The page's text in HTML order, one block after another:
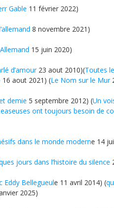
Gable 11 février 2022)
8 novembre 2021)
15 juin 2020)
d’amour23 aout 2010)(Toutes
16 aout 2021) (Le Nom sur le Mur
demie 5 septembre 2012) (Un
ont toujours besoin de
dans le monde moderne 14
jours dans l’histoire du silence
Eddy Bellegueule 11 avril 2014) (
2025)